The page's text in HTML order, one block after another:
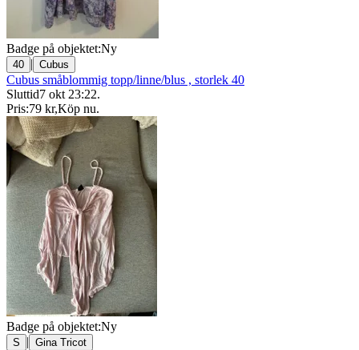
Badge på objektet:Ny
40 | Cubus
Cubus småblommig topp/linne/blus , storlek 40
Sluttid7 okt 23:22.
Pris:79 kr,Köp nu.
Badge på objektet:Ny
S | Gina Tricot